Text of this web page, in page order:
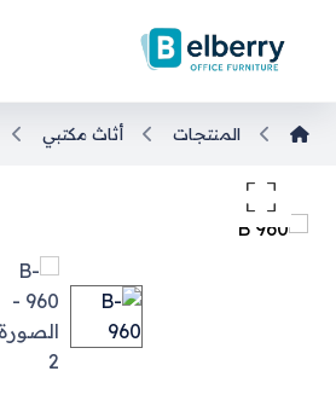
المنتجات أثاث مكتبي